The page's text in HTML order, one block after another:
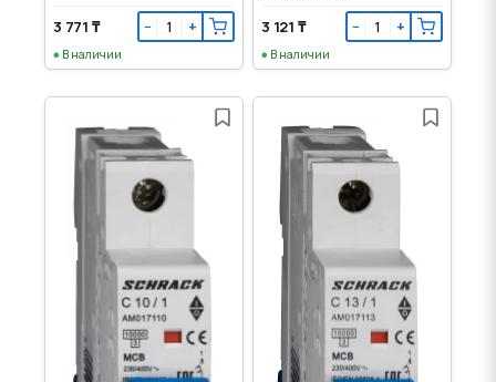
3 771 ₸ − +
В наличии
3 121 ₸ − +
В наличии